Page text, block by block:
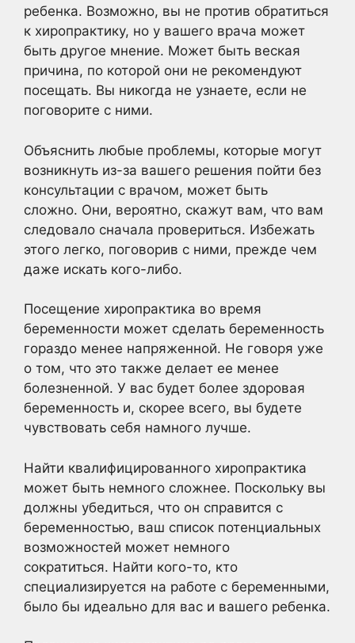
ребенка. Возможно, вы не против обратиться
к хиропрактику, но у вашего врача может
быть другое мнение. Может быть веская
причина, по которой они не рекомендуют
посещать. Вы никогда не узнаете, если не
поговорите с ними.
Объяснить любые проблемы, которые могут
возникнуть из-за вашего решения пойти без
консультации с врачом, может быть
сложно. Они, вероятно, скажут вам, что вам
следовало сначала провериться. Избежать
этого легко, поговорив с ними, прежде чем
даже искать кого-либо.
Посещение хиропрактика во время
беременности может сделать беременность
гораздо менее напряженной. Не говоря уже
о том, что это также делает ее менее
болезненной. У вас будет более здоровая
беременность и, скорее всего, вы будете
чувствовать себя намного лучше.
Найти квалифицированного хиропрактика
может быть немного сложнее. Поскольку вы
должны убедиться, что он справится с
беременностью, ваш список потенциальных
возможностей может немного
сократиться. Найти кого-то, кто
специализируется на работе с беременными,
было бы идеально для вас и вашего ребенка.